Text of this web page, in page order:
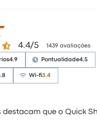
4.4/5 1439 avaliações
4.9 Pontualidade4.5
Wi-fi3.4
destacam que o Quick